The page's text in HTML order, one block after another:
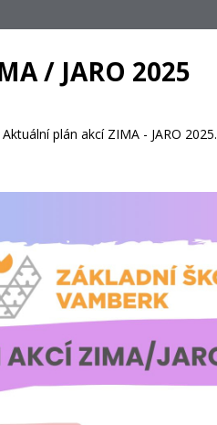
/ JARO 2025
Aktuální plán akcí ZIMA - JARO 2025.